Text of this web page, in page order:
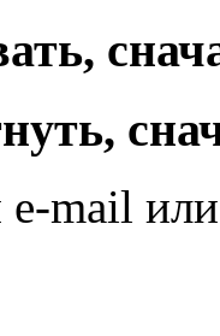
e-mail